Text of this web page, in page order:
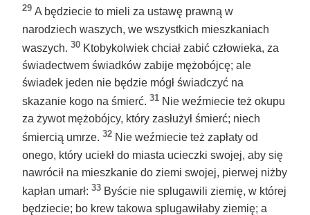
29 A będziecie to mieli za ustawę prawną w
narodziech waszych, we wszystkich mieszkaniach
waszych. 30 Ktobykolwiek chciał zabić człowieka, za
świadectwem świadków zabije mężobójcę; ale
świadek jeden nie będzie mógł świadczyć na
skazanie kogo na śmierć. 31 Nie weźmiecie też okupu
za żywot mężobójcy, który zasłużył śmierć; niech
śmiercią umrze. 32 Nie weźmiecie też zapłaty od
onego, który uciekł do miasta ucieczki swojej, aby się
nawrócił na mieszkanie do ziemi swojej, pierwej niżby
kapłan umarł: 33 Byście nie splugawili ziemię, w której
będziecie; bo krew takowa splugawiłaby ziemię; a